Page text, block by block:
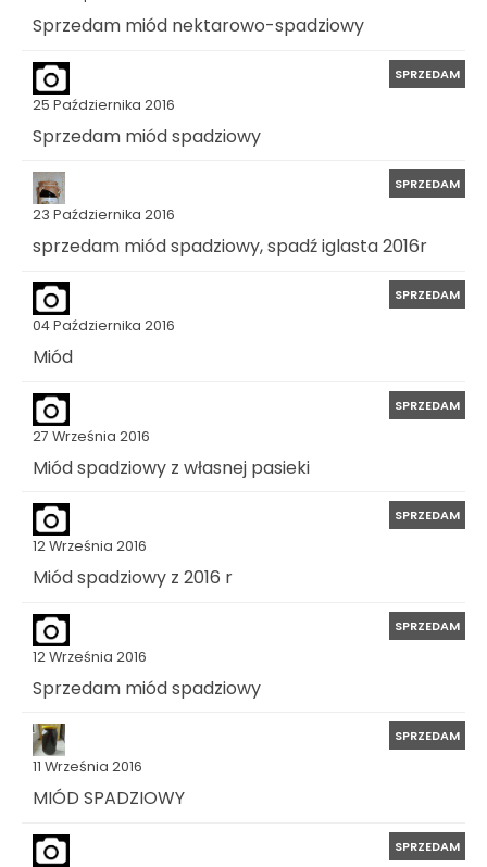
Sprzedam miód nektarowo-spadziowy
25 Października 2016
SPRZEDAM
Sprzedam miód spadziowy
23 Października 2016
SPRZEDAM
sprzedam miód spadziowy, spadź iglasta 2016r
04 Października 2016
SPRZEDAM
Miód
27 Września 2016
SPRZEDAM
Miód spadziowy z własnej pasieki
12 Września 2016
SPRZEDAM
Miód spadziowy z 2016 r
12 Września 2016
SPRZEDAM
Sprzedam miód spadziowy
11 Września 2016
SPRZEDAM
MIÓD SPADZIOWY
SPRZEDAM